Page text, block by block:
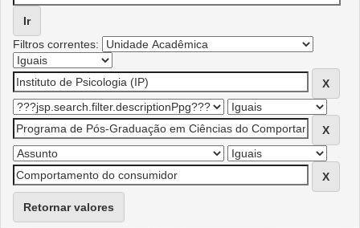
Filtros correntes:
Retornar valores